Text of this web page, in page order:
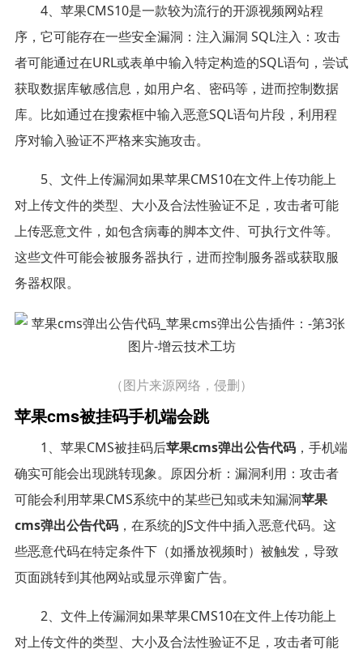
4、苹果CMS10是一款较为流行的开源视频网站程
序，它可能存在一些安全漏洞：注入漏洞 SQL注入：攻击
者可能通过在URL或表单中输入特定构造的SQL语句，尝试
获取数据库敏感信息，如用户名、密码等，进而控制数据
库。比如通过在搜索框中输入恶意SQL语句片段，利用程
序对输入验证不严格来实施攻击。
5、文件上传漏洞如果苹果CMS10在文件上传功能上
对上传文件的类型、大小及合法性验证不足，攻击者可能
上传恶意文件，如包含病毒的脚本文件、可执行文件等。
这些文件可能会被服务器执行，进而控制服务器或获取服
务器权限。
（图片来源网络，侵删）
苹果cms被挂码手机端会跳
1、苹果CMS被挂码后苹果cms弹出公告代码，手机端
确实可能会出现跳转现象。原因分析：漏洞利用：攻击者
可能会利用苹果CMS系统中的某些已知或未知漏洞苹果
cms弹出公告代码，在系统的JS文件中插入恶意代码。这
些恶意代码在特定条件下（如播放视频时）被触发，导致
页面跳转到其他网站或显示弹窗广告。
2、文件上传漏洞如果苹果CMS10在文件上传功能上
对上传文件的类型、大小及合法性验证不足，攻击者可能